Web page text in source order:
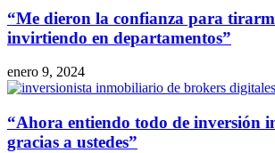
“Me dieron la confianza para
invirtiendo en departamentos”
enero 9, 2024
“Ahora entiendo todo de inversión
gracias a ustedes”